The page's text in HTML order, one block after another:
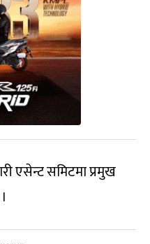
एसेन्ट समिटमा प्रमुख